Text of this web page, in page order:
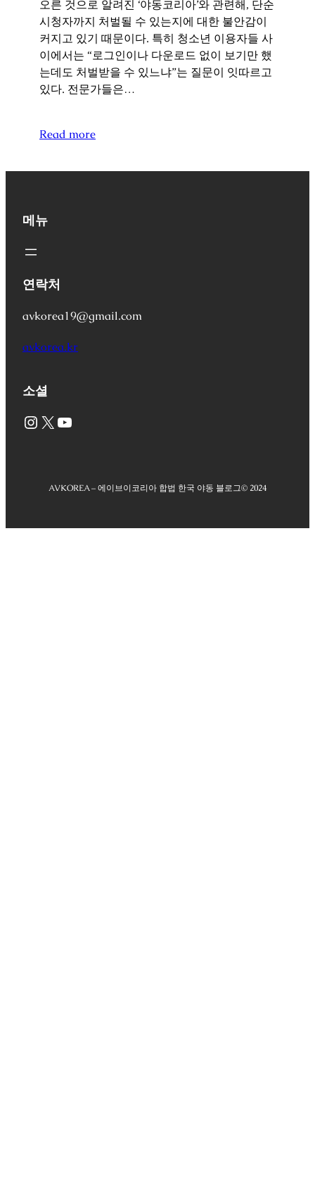
오른 것으로 알려진 ‘야동코리아’와 관련해, 단순
시청자까지 처벌될 수 있는지에 대한 불안감이
커지고 있기 때문이다. 특히 청소년 이용자들 사
이에서는 “로그인이나 다운로드 없이 보기만 했
는데도 처벌받을 수 있느냐”는 질문이 잇따르고
있다. 전문가들은…
Read more
메뉴
연락처
avkorea19@gmail.com
avkorea.kr
소셜
Instagram X YouTube
AVKOREA – 에이브이코리아 합법 한국 야동 블로그© 2024